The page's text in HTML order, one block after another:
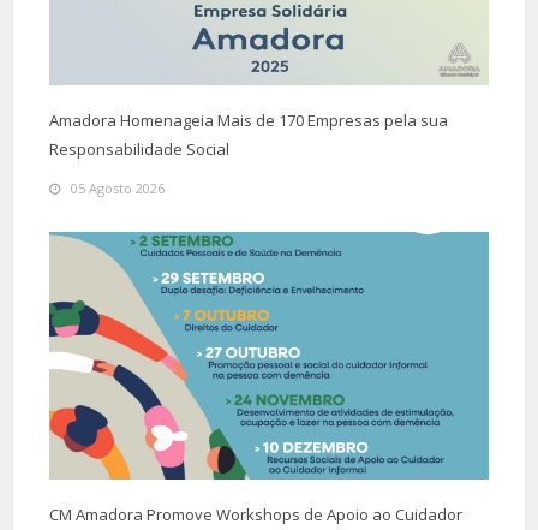
Amadora Homenageia Mais de 170 Empresas pela sua
Responsabilidade Social
05 Agosto 2026
CM Amadora Promove Workshops de Apoio ao Cuidador